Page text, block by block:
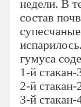
недели. В
состав
гумуса
1-й
2-й
3-й